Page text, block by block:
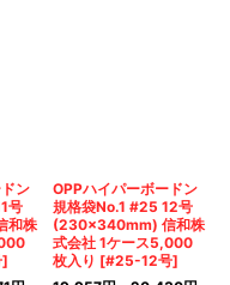
ン
号
和株
]
OPPハイパーボードン
規格袋No.1 #25 12号
(230×340mm) 信和株
式会社 1ケース5,000
枚入り [#25-12号]